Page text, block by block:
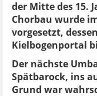
der Mitte des 15.
Chorbau wurde
vorgesetzt,
Kielbogenportal
Der nächste
Spätbarock, ins
Grund war